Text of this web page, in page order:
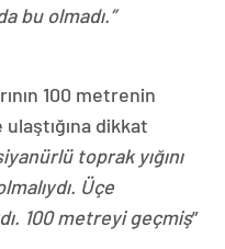
bu olmadı.”
100 metrenin
dikkat
toprak yığını
Üçe
100 metreyi geçmiş”